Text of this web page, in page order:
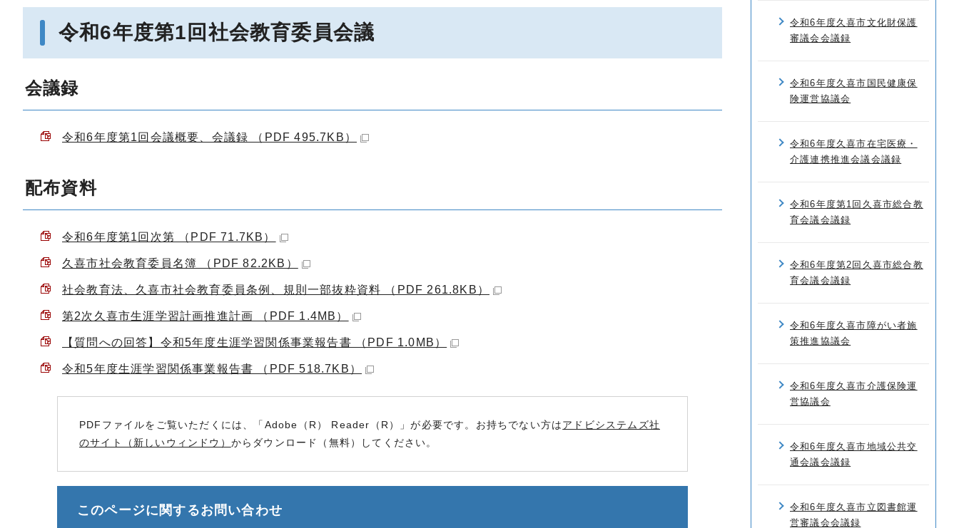
令和6年度第1回社会教育委員会議
会議録
令和6年度第1回会議概要、会議録 （PDF 495.7KB）
配布資料
令和6年度第1回次第 （PDF 71.7KB）
久喜市社会教育委員名簿 （PDF 82.2KB）
社会教育法、久喜市社会教育委員条例、規則一部抜粋資料 （PDF 261.8KB）
第2次久喜市生涯学習計画推進計画 （PDF 1.4MB）
【質問への回答】令和5年度生涯学習関係事業報告書 （PDF 1.0MB）
令和5年度生涯学習関係事業報告書 （PDF 518.7KB）
PDFファイルをご覧いただくには、「Adobe（R） Reader（R）」が必要です。お持ちでない方はアドビシステムズ社
のサイト（新しいウィンドウ） からダウンロード（無料）してください。
このページに関するお問い合わせ
令和6年度久喜市文化財保護
審議会会議録
令和6年度久喜市国民健康保
険運営協議会
令和6年度久喜市在宅医療・
介護連携推進会議会議録
令和6年度第1回久喜市総合教
育会議会議録
令和6年度第2回久喜市総合教
育会議会議録
令和6年度久喜市障がい者施
策推進協議会
令和6年度久喜市介護保険運
営協議会
令和6年度久喜市地域公共交
通会議会議録
令和6年度久喜市立図書館運
営審議会会議録